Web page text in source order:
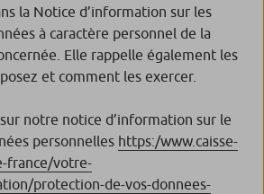
la Notice d’information sur les
à caractère personnel de la
Elle rappelle également les
et comment les exercer.
notre notice d’information sur le
personnelles https:/www.caisse-
france/votre-
protection-de-vos-donnees-